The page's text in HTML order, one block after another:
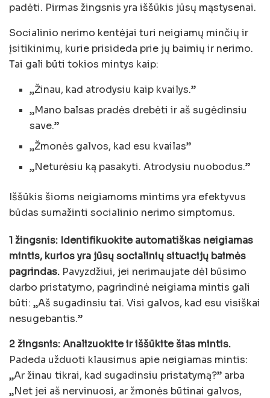
padėti. Pirmas žingsnis yra iššūkis jūsų mąstysenai.
Socialinio nerimo kentėjai turi neigiamų minčių ir
įsitikinimų, kurie prisideda prie jų baimių ir nerimo.
Tai gali būti tokios mintys kaip:
„Žinau, kad atrodysiu kaip kvailys.”
„Mano balsas pradės drebėti ir aš sugėdinsiu
save.”
„Žmonės galvos, kad esu kvailas”
„Neturėsiu ką pasakyti. Atrodysiu nuobodus.”
Iššūkis šioms neigiamoms mintims yra efektyvus
būdas sumažinti socialinio nerimo simptomus.
1 žingsnis: Identifikuokite automatiškas neigiamas
mintis, kurios yra jūsų socialinių situacijų baimės
pagrindas. Pavyzdžiui, jei nerimaujate dėl būsimo
darbo pristatymo, pagrindinė neigiama mintis gali
būti: „Aš sugadinsiu tai. Visi galvos, kad esu visiškai
nesugebantis.”
2 žingsnis: Analizuokite ir iššūkite šias mintis.
Padeda užduoti klausimus apie neigiamas mintis:
„Ar žinau tikrai, kad sugadinsiu pristatymą?” arba
„Net jei aš nervinuosi, ar žmonės būtinai galvos,